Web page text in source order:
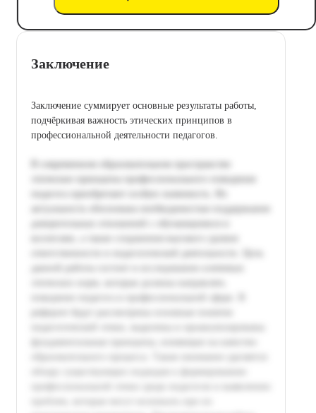
Заключение
Заключение суммирует основные результаты работы,
подчёркивая важность этических принципов в
профессиональной деятельности педагогов.